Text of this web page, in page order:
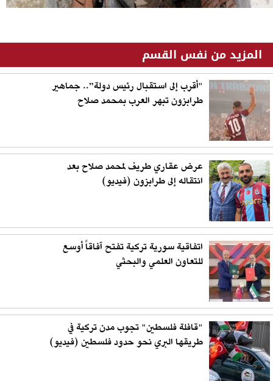
المزيد من نفس القسم
"أقرب إلى استقبال رئيس دولة”.. جماهير
طرابزون تبهر العرب بمحمد صلاح
عرض عقاري طريف لمحمد صلاح بعد
انتقاله إلى طرابزون (فيديو)
اتفاقية سورية تركية تفتح آفاقاً أوسع
للتعاون العلمي والبحثي
"قافلة فلسطين" تجوب مدن تركية في
طريقها البري نحو حدود فلسطين (فيديو)